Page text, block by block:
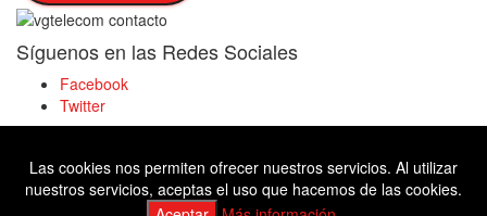
Síguenos en las Redes Sociales
Facebook
Twitter
Facebook
Las cookies nos permiten ofrecer nuestros servicios. Al utilizar
nuestros servicios, aceptas el uso que hacemos de las cookies.